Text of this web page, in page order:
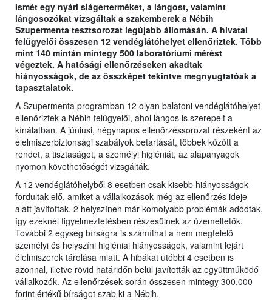
Ismét egy nyári slágerterméket, a lángost, valamint
lángosozókat vizsgáltak a szakemberek a Nébih
Szupermenta tesztsorozat legújabb állomásán. A hivatal
felügyelői összesen 12 vendéglátóhelyet ellenőriztek. Több
mint 140 mintán mintegy 500 laboratóriumi mérést
végeztek. A hatósági ellenőrzéseken akadtak
hiányosságok, de az összképet tekintve megnyugtatóak a
tapasztalatok.
A Szupermenta programban 12 olyan balatoni vendéglátóhelyet
ellenőriztek a Nébih felügyelői, ahol lángos is szerepelt a
kínálatban. A júniusi, négynapos ellenőrzéssorozat részeként az
élelmiszerbiztonsági szabályok betartását, többek között a
rendet, a tisztaságot, a személyi higiéniát, az alapanyagok
nyomon követhetőségét vizsgálták.
A 12 vendéglátóhelyből 8 esetben csak kisebb hiányosságok
fordultak elő, amiket a vállalkozások még az ellenőrzés ideje
alatt javítottak. 2 helyszínen már komolyabb problémák adódtak,
így ezeknél figyelmeztetésben részesülnek az üzemeltetők.
További 2 egység bírságra is számíthat a nem megfelelő
személyi és helyszíni higiéniai hiányosságok, valamint lejárt
élelmiszerek tárolása miatt. A hibákat utóbbi 4 esetben is
azonnal, illetve rövid határidőn belül javították az együttműködő
vállalkozók. Az ellenőrzések során összesen mintegy 300.000
forint értékű bírságot szab ki a Nébih.